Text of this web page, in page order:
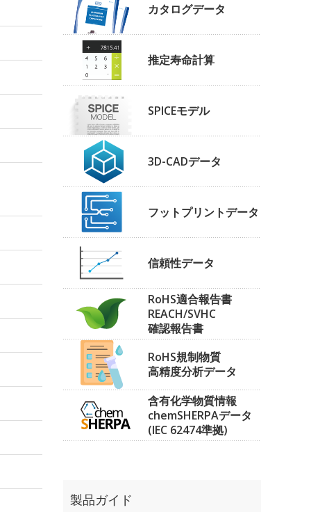
カタログデータ
推定寿命計算
SPICEモデル
3D-CADデータ
フットプリントデータ
信頼性データ
RoHS適合報告書
REACH/SVHC
確認報告書
RoHS規制物質
高精度分析データ
含有化学物質情報
chemSHERPAデータ
(IEC 62474準拠)
製品ガイド